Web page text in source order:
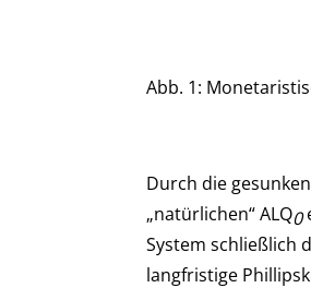
Abb. 1:
Durch die
„natürlichen“ ALQ0
System schließlich
langfristige